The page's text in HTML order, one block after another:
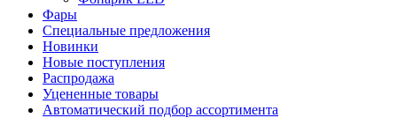
Фары
Специальные предложения
Новинки
Новые поступления
Распродажа
Уцененные товары
Автоматический подбор ассортимента